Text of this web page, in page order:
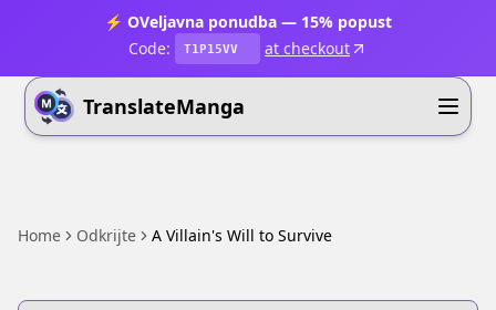
⚡ OVeljavna ponudba — 15% popust
Code:
T1P15VV at checkout
TranslateManga
Home Odkrijte A Villain's Will to Survive